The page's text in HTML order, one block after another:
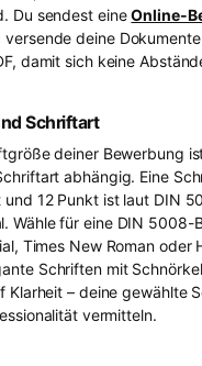
Du sendest eineOnline-
versende deine Dokumente
damit sich keine
Schriftart
deiner Bewerbung
abhängig. Eine
und 12 Punkt ist laut DIN
Wähle für eine DIN 5008-
Times New Roman oder
Schriften mit
Klarheit – deine gewählte
vermitteln.